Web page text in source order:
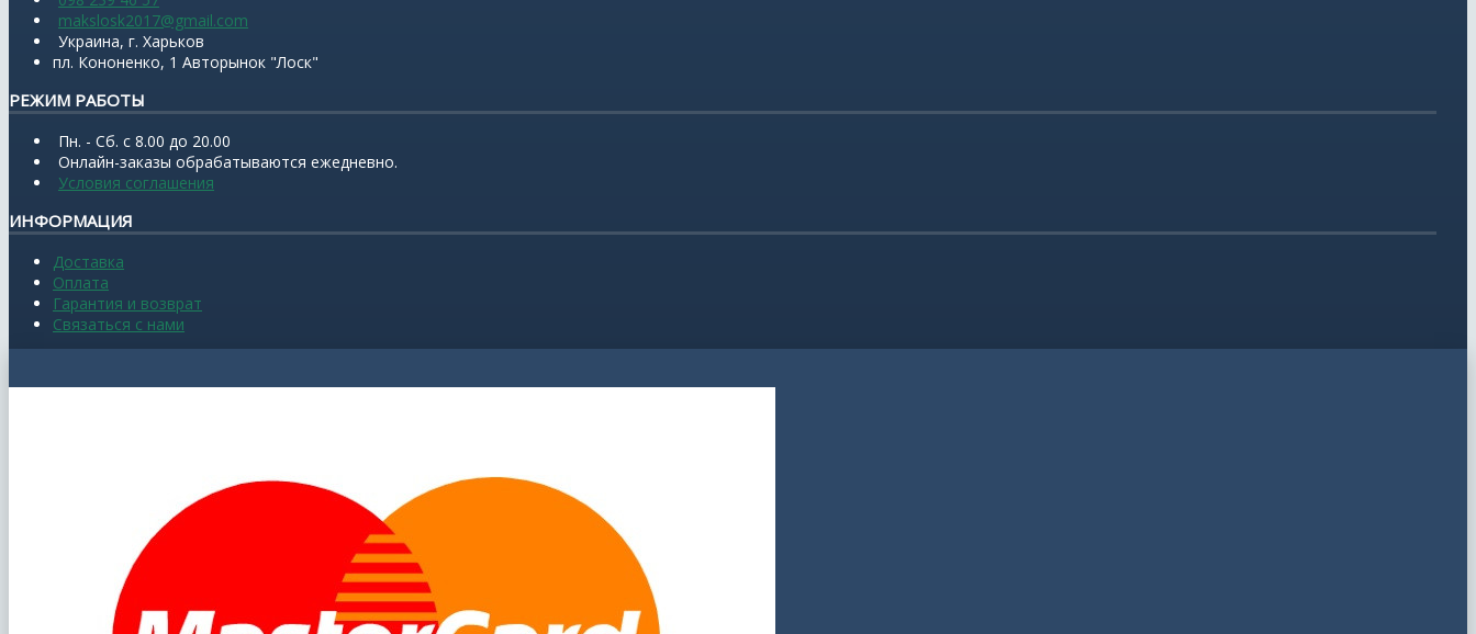
makslosk2017@gmail.com
Украина, г. Харьков
пл. Кононенко, 1 Авторынок "Лоск"
РЕЖИМ РАБОТЫ
Пн. - Сб. с 8.00 до 20.00
Онлайн-заказы обрабатываются ежедневно.
Условия соглашения
ИНФОРМАЦИЯ
Доставка
Оплата
Гарантия и возврат
Связаться с нами